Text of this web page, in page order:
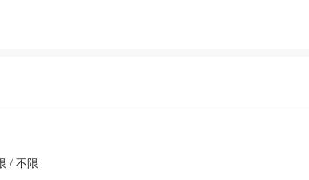
理的美妙之旅，感受专业与舒适的完美融合，尽情享受这份
/ 不限